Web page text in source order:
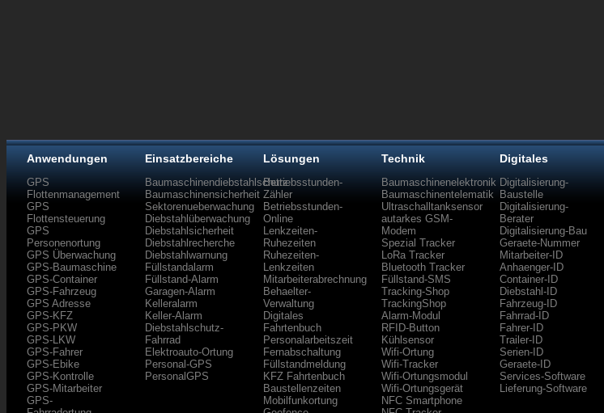
Anwendungen
GPS
Flottenmanagement
GPS
Flottensteuerung
GPS
Personenortung
GPS Überwachung
GPS-Baumaschine
GPS-Container
GPS-Fahrzeug
GPS Adresse
GPS-KFZ
GPS-PKW
GPS-LKW
GPS-Fahrer
GPS-Ebike
GPS-Kontrolle
GPS-Mitarbeiter
GPS-
Einsatzbereiche
Baumaschinendiebstahlschutz
Baumaschinensicherheit
Sektorenueberwachung
Diebstahlüberwachung
Diebstahlsicherheit
Diebstahlrecherche
Diebstahlwarnung
Füllstandalarm
Füllstand-Alarm
Garagen-Alarm
Kelleralarm
Keller-Alarm
Diebstahlschutz-
Fahrrad
Elektroauto-Ortung
Personal-GPS
PersonalGPS
Lösungen
Betriebsstunden-
Zähler
Betriebsstunden-
Online
Lenkzeiten-
Ruhezeiten
Ruhezeiten-
Lenkzeiten
Mitarbeiterabrechnung
Behaelter-
Verwaltung
Digitales
Fahrtenbuch
Personalarbeitszeit
Fernabschaltung
Füllstandmeldung
KFZ Fahrtenbuch
Baustellenzeiten
Mobilfunkortung
Technik
Baumaschinenelektronik
Baumaschinentelematik
Ultraschalltanksensor
autarkes GSM-
Modem
Spezial Tracker
LoRa Tracker
Bluetooth Tracker
Füllstand-SMS
Tracking-Shop
TrackingShop
Alarm-Modul
RFID-Button
Kühlsensor
Wifi-Ortung
Wifi-Tracker
Wifi-Ortungsmodul
Wifi-Ortungsgerät
NFC Smartphone
Digitales
Digitalisierung-
Baustelle
Digitalisierung-
Berater
Digitalisierung-Bau
Geraete-Nummer
Mitarbeiter-ID
Anhaenger-ID
Container-ID
Diebstahl-ID
Fahrzeug-ID
Fahrrad-ID
Fahrer-ID
Trailer-ID
Serien-ID
Geraete-ID
Services-Software
Lieferung-Software